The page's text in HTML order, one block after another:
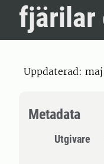
fjärilar
Uppdaterad:
Metadata
Utgivare